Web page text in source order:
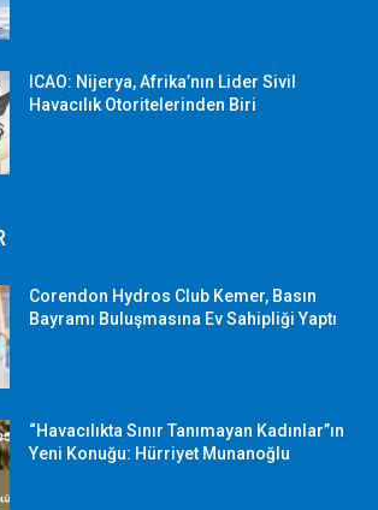
ICAO: Nijerya, Afrika’nın Lider Sivil
Havacılık Otoritelerinden Biri
Corendon Hydros Club Kemer, Basın
Bayramı Buluşmasına Ev Sahipliği Yaptı
“Havacılıkta Sınır Tanımayan Kadınlar”ın
Yeni Konuğu: Hürriyet Munanoğlu